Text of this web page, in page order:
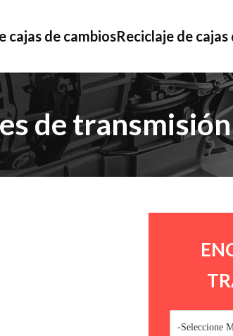
cajas de cambiosReciclaje de
de
-Seleccione